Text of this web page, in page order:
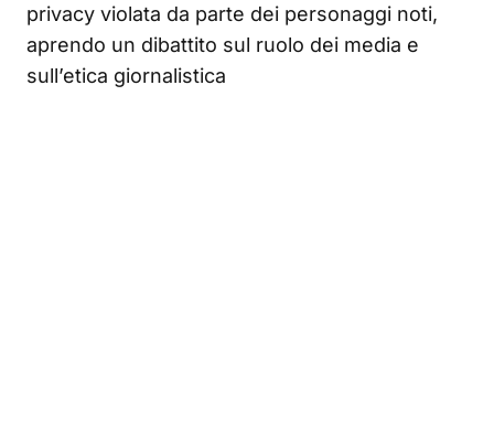
privacy violata da parte dei personaggi noti,
aprendo un dibattito sul ruolo dei media e
sull’etica giornalistica